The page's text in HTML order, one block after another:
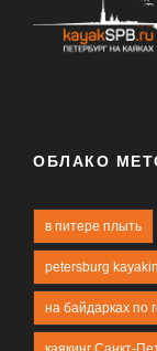
ОБЛАКО
в питере плыть
petersburg
на байдарках по